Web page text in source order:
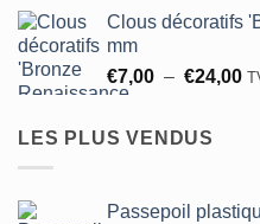
Clous décoratifs
mm
€7,00 – €24,00
LES PLUS VENDUS
Passepoil